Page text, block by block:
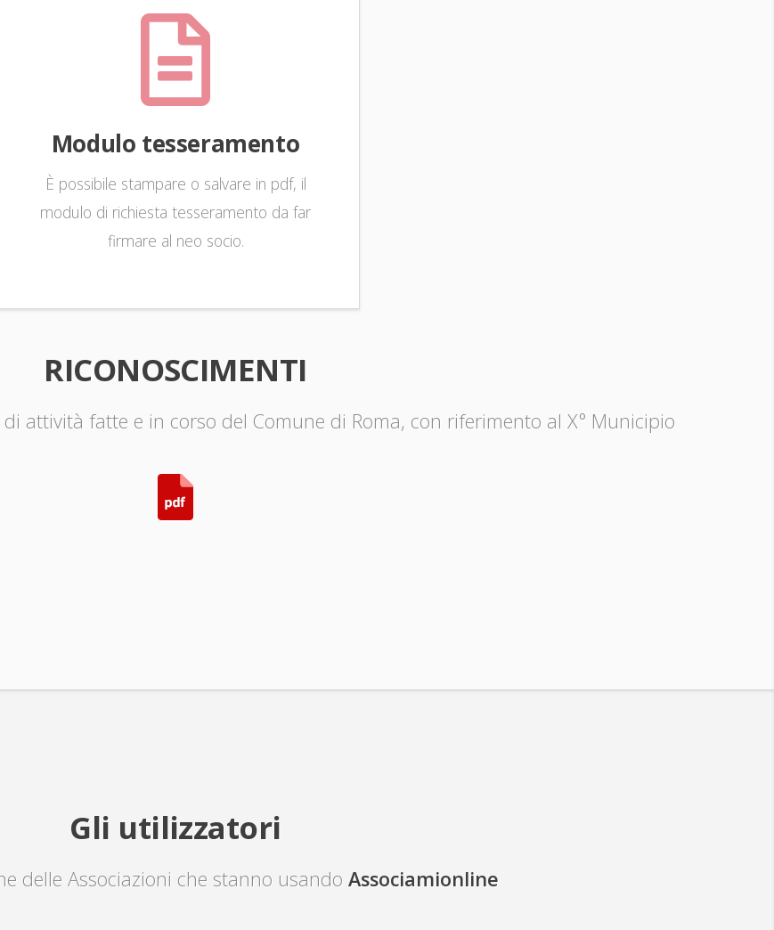
Modulo tesseramento
È possibile stampare o salvare in pdf, il
modulo di richiesta tesseramento da far
firmare al neo socio.
RICONOSCIMENTI
attività fatte e in corso del Comune di Roma, con riferimento al X° Municipio
Gli utilizzatori
delle Associazioni che stanno usando Associamionline